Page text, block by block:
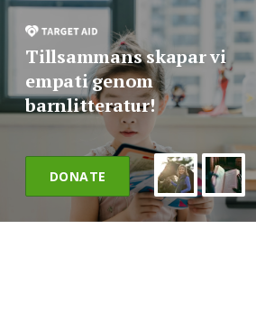
Tillsammans skapar vi
empati genom
barnlitteratur!
DONATE